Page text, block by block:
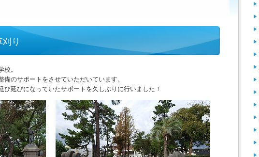
り
。
のサポートをさせていただいています。
延びになっていたサポートを久しぶりに行いました！